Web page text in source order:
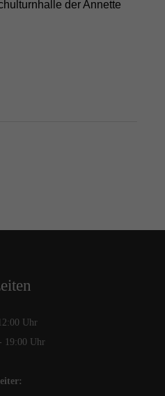
der Annette
Uhr
19:00 Uhr